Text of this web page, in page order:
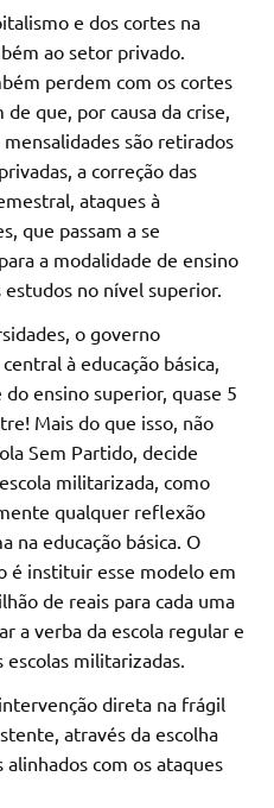
e dos cortes na
ao setor privado.
perdem com os cortes
que, por causa da crise,
são retirados
a correção das
ataques à
que passam a se
a modalidade de ensino
no nível superior.
o governo
à educação básica,
ensino superior, quase 5
Mais do que isso, não
Sem Partido, decide
militarizada, como
qualquer reflexão
na educação básica. O
é instituir esse modelo em
de reais para cada uma
a verba da escola regular e
militarizadas.
direta na frágil
através da escolha
com os ataques